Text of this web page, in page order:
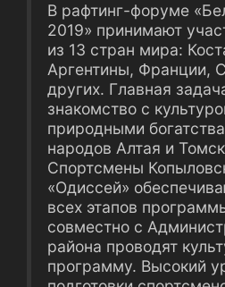
В рафтинг-форуме
2019» принимают
из 13 стран мира:
Аргентины, Франции,
других. Главная
знакомство с
природными
народов Алтая и
Спортсмены
«Одиссей»
всех этапов
совместно с
района проводят
программу. Высокий